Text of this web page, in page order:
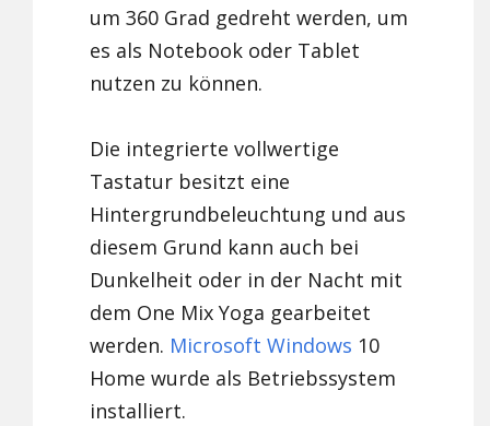
um 360 Grad gedreht werden, um
es als Notebook oder Tablet
nutzen zu können.
Die integrierte vollwertige
Tastatur besitzt eine
Hintergrundbeleuchtung und aus
diesem Grund kann auch bei
Dunkelheit oder in der Nacht mit
dem One Mix Yoga gearbeitet
werden. Microsoft Windows 10
Home wurde als Betriebssystem
installiert.